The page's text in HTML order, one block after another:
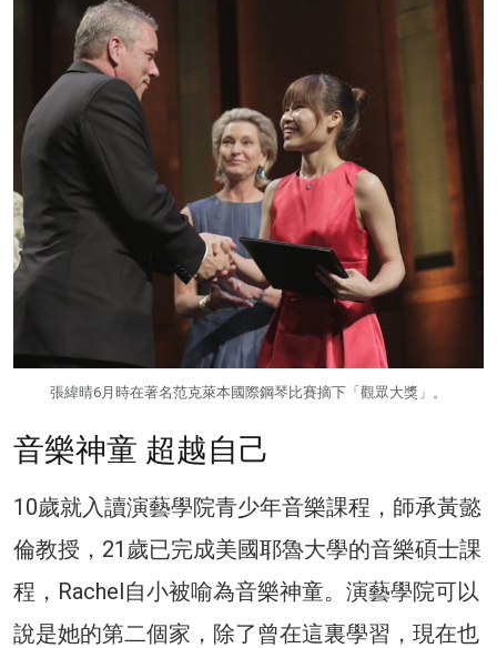
張緯晴6月時在著名范克萊本國際鋼琴比賽摘下「觀眾大獎」。
音樂神童 超越自己
10歲就入讀演藝學院青少年音樂課程，師承黃懿
倫教授，21歲已完成美國耶魯大學的音樂碩士課
程，Rachel自小被喻為音樂神童。演藝學院可以
說是她的第二個家，除了曾在這裏學習，現在也